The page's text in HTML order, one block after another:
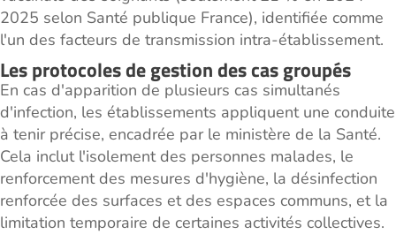
2025 selon Santé publique France), identifiée comme
l'un des facteurs de transmission intra-établissement.
Les protocoles de gestion des cas groupés
En cas d'apparition de plusieurs cas simultanés
d'infection, les établissements appliquent une conduite
à tenir précise, encadrée par le ministère de la Santé.
Cela inclut l'isolement des personnes malades, le
renforcement des mesures d'hygiène, la désinfection
renforcée des surfaces et des espaces communs, et la
limitation temporaire de certaines activités collectives.